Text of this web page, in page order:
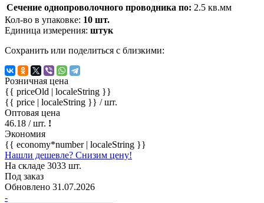
Сечение однопроволочного проводника по: 2.5 кв.мм
Кол-во в упаковке: 10 шт.
Единица измерения: штук
Сохранить или поделиться с близкими:
Розничная цена
{{ priceOld | localeString }}
{{ price | localeString }} / шт.
Оптовая цена
46.18 / шт. !
Экономия
{{ economy*number | localeString }}
Нашли дешевле? Снизим цену!
На складе 3033 шт.
Под заказ
Обновлено 31.07.2026
-